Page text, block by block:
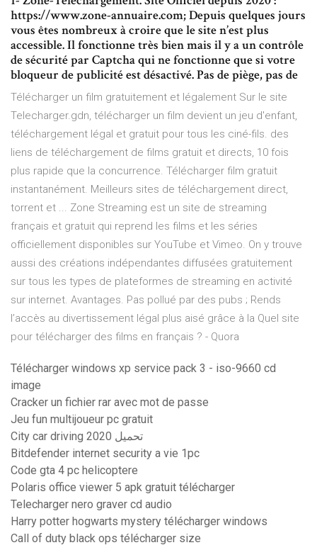
https://www.zone-annuaire.com; Depuis quelques jours
vous êtes nombreux à croire que le site n’est plus
accessible. Il fonctionne très bien mais il y a un contrôle
de sécurité par Captcha qui ne fonctionne que si votre
bloqueur de publicité est désactivé. Pas de piège, pas de
Télécharger un film gratuitement et légalement Sur le site
Telecharger.gdn, télécharger un film devient un jeu d'enfant,
téléchargement légal et gratuit pour tous les ciné-fils. des
liens de téléchargement de films gratuit et directs, 10 fois
plus rapide que la concurrence. Télécharger film gratuit
instantanément. Meilleurs sites de téléchargement direct,
torrent et ... Zone Streaming est un site de streaming
français et gratuit qui reprend les films et les séries
officiellement disponibles sur YouTube et Vimeo. On y trouve
aussi des créations indépendantes diffusées gratuitement
sur tous les types de plateformes de streaming en activité
sur internet. Avantages. Pas pollué par des pubs ; Rends
l’accès au divertissement légal plus aisé grâce à la Quel site
pour télécharger des films en français ? - Quora
Télécharger windows xp service pack 3 - iso-9660 cd
image
Cracker un fichier rar avec mot de passe
Jeu fun multijoueur pc gratuit
City car driving 2020 تحميل
Bitdefender internet security a vie 1pc
Code gta 4 pc helicoptere
Polaris office viewer 5 apk gratuit télécharger
Telecharger nero graver cd audio
Harry potter hogwarts mystery télécharger windows
Call of duty black ops télécharger size